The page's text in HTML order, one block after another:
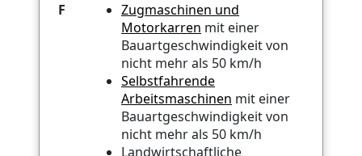
F
Zugmaschinen und
Motorkarren mit einer
Bauartgeschwindigkeit von
nicht mehr als 50 km/h
Selbstfahrende
Arbeitsmaschinen mit einer
Bauartgeschwindigkeit von
nicht mehr als 50 km/h
Landwirtschaftliche